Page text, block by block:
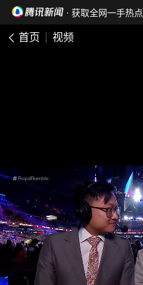
· 获取全网一手热点
首页 视频